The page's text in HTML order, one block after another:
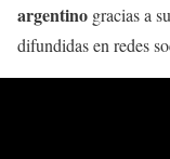
argentino gracias a
difundidas en redes